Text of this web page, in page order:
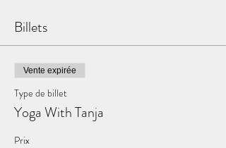
Billets
Vente expirée
Type de billet
Yoga With Tanja
Prix